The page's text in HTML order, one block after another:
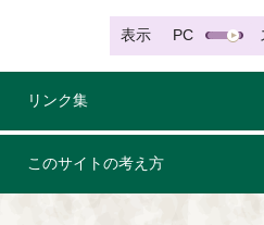
表示 PC
リンク集
このサイトの考え方